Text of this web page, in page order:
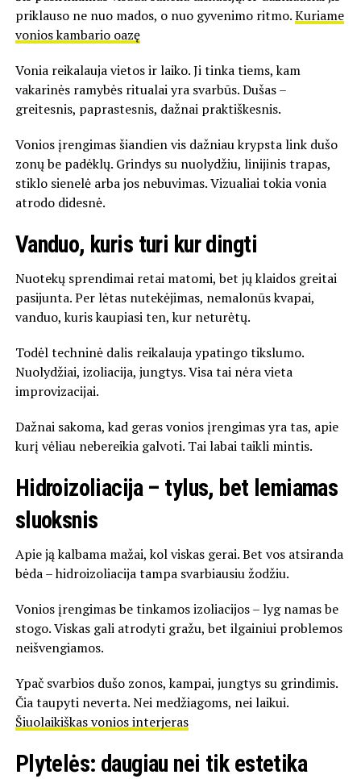
priklauso ne nuo mados, o nuo gyvenimo ritmo.Kuriame
vonios kambario oazę
Vonia reikalauja vietos ir laiko. Ji tinka tiems, kam
vakarinės ramybės ritualai yra svarbūs. Dušas –
greitesnis, paprastesnis, dažnai praktiškesnis.
Vonios įrengimas šiandien vis dažniau krypsta link dušo
zonų be padėklų. Grindys su nuolydžiu, linijinis trapas,
stiklo sienelė arba jos nebuvimas. Vizualiai tokia vonia
atrodo didesnė.
Vanduo, kuris turi kur dingti
Nuotekų sprendimai retai matomi, bet jų klaidos greitai
pasijunta. Per lėtas nutekėjimas, nemalonūs kvapai,
vanduo, kuris kaupiasi ten, kur neturėtų.
Todėl techninė dalis reikalauja ypatingo tikslumo.
Nuolydžiai, izoliacija, jungtys. Visa tai nėra vieta
improvizacijai.
Dažnai sakoma, kad geras vonios įrengimas yra tas, apie
kurį vėliau nebereikia galvoti. Tai labai taikli mintis.
Hidroizoliacija – tylus, bet lemiamas
sluoksnis
Apie ją kalbama mažai, kol viskas gerai. Bet vos atsiranda
bėda – hidroizoliacija tampa svarbiausiu žodžiu.
Vonios įrengimas be tinkamos izoliacijos – lyg namas be
stogo. Viskas gali atrodyti gražu, bet ilgainiui problemos
neišvengiamos.
Ypač svarbios dušo zonos, kampai, jungtys su grindimis.
Čia taupyti neverta. Nei medžiagoms, nei laikui.
Šiuolaikiškas vonios interjeras
Plytelės: daugiau nei tik estetika